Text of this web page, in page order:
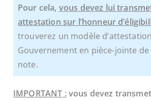
Pour cela, vous devez lui
attestation sur l’honneur
trouverez un modèle
Gouvernement en pièce-jointe
note.
IMPORTANT :vous devez